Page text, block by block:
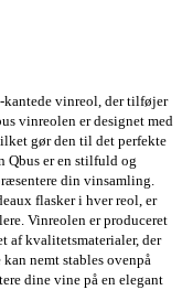
kantede vinreol, der tilføjer
vinreolen er designet med
gør den til det perfekte
Qbus er en stilfuld og
din vinsamling.
flasker i hver reol, er
Vinreolen er produceret
af kvalitetsmaterialer, der
nemt stables ovenpå
dine vine på en elegant